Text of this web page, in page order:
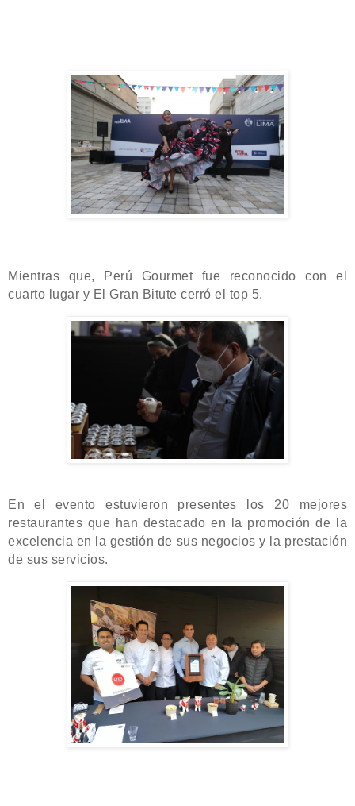
Mientras que, Perú Gourmet fue reconocido con el
cuarto lugar y El Gran Bitute cerró el top 5.
En el evento estuvieron presentes los 20 mejores
restaurantes que han destacado en la promoción de la
excelencia en la gestión de sus negocios y la prestación
de sus servicios.